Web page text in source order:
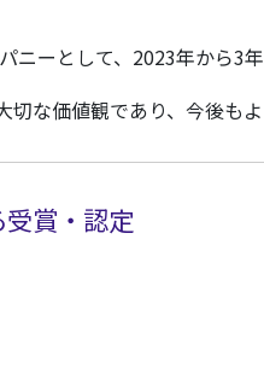
ーとして、2023年から3
価値観であり、今後
賞・認定